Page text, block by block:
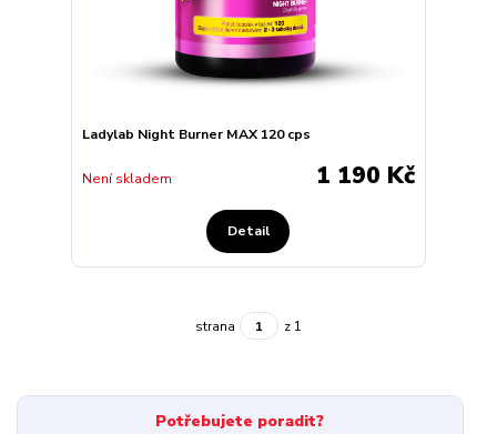
Ladylab Night Burner MAX 120 cps
1 190 Kč
Není skladem
Detail
strana z 1
Potřebujete poradit?